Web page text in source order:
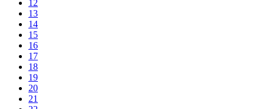
12
13
14
15
16
17
18
19
20
21